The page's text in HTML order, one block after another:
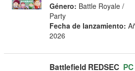
Género: Battle Royale /
Party
Fecha de lanzamiento:
2026
Battlefield REDSEC PC